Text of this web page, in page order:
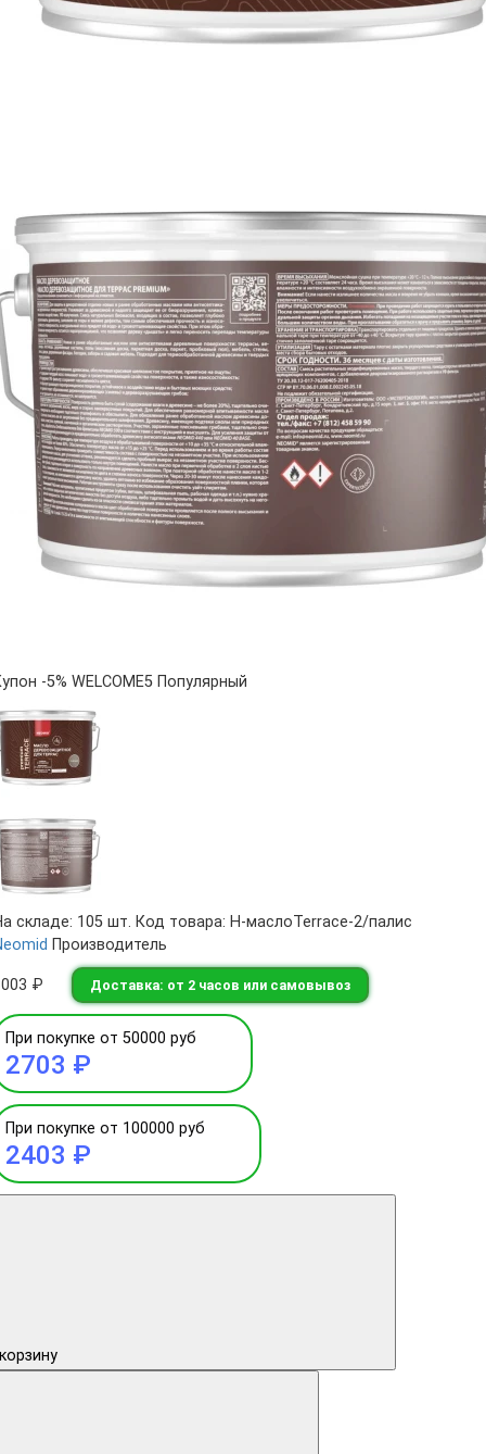
-5% WELCOME5 Популярный
складе: 105 шт. Код товара: Н-маслоTerrace-2/палис
Производитель
₽ Доставка: от 2 часов или самовывоз
При покупке от 50000 руб
2703 ₽
При покупке от 100000 руб
2403 ₽